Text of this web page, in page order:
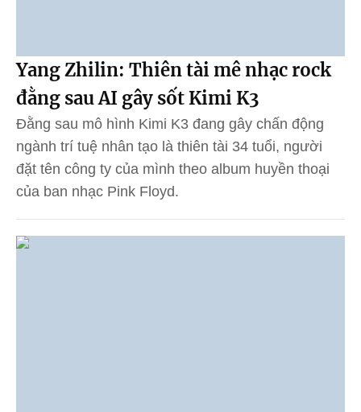
Yang Zhilin: Thiên tài mê nhạc rock
đằng sau AI gây sốt Kimi K3
Đằng sau mô hình Kimi K3 đang gây chấn động
ngành trí tuệ nhân tạo là thiên tài 34 tuổi, người
đặt tên công ty của mình theo album huyền thoại
của ban nhạc Pink Floyd.